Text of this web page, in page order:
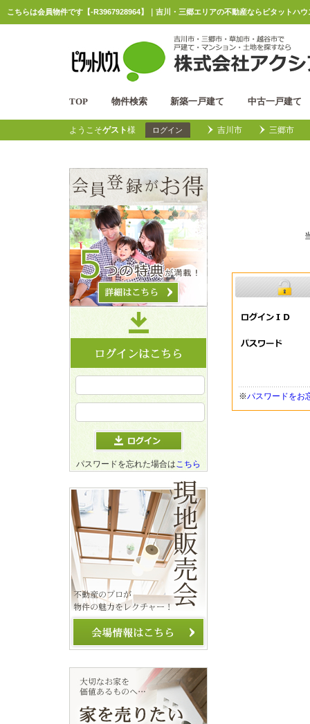
こちらは会員物件です【-R3967928964】｜吉川・三郷エリアの不動産ならピタットハ
TOP 物件検索 新築一戸建て 中古一戸建て
ようこそゲスト様 ログイン 吉川市 三郷市
※パスワードをお
パスワードを忘れた場合はこちら